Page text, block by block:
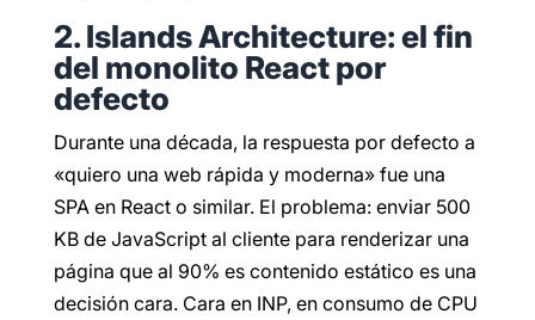
2. Islands Architecture: el fin
del monolito React por
defecto
Durante una década, la respuesta por defecto a
«quiero una web rápida y moderna» fue una
SPA en React o similar. El problema: enviar 500
KB de JavaScript al cliente para renderizar una
página que al 90% es contenido estático es una
decisión cara. Cara en INP, en consumo de CPU